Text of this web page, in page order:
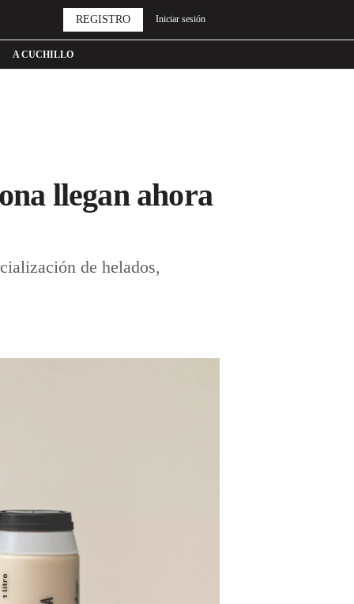
A CUCHILLO
REGISTRO Iniciar sesión
llegan ahora
de helados,